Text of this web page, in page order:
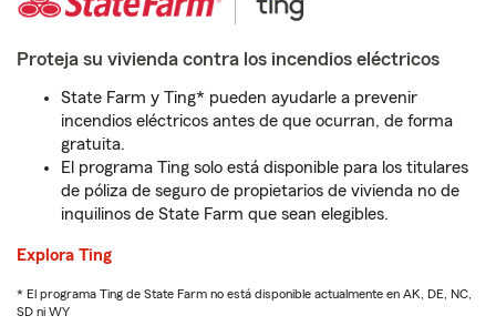
Proteja su vivienda contra los incendios eléctricos
State Farm y Ting* pueden ayudarle a prevenir
incendios eléctricos antes de que ocurran, de forma
gratuita.
El programa Ting solo está disponible para los titulares
de póliza de seguro de propietarios de vivienda no de
inquilinos de State Farm que sean elegibles.
Explora Ting
* El programa Ting de State Farm no está disponible actualmente en AK, DE, NC,
SD ni WY